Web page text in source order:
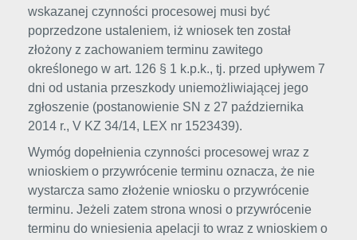
wskazanej czynności procesowej musi być
poprzedzone ustaleniem, iż wniosek ten został
złożony z zachowaniem terminu zawitego
określonego w art. 126 § 1 k.p.k., tj. przed upływem 7
dni od ustania przeszkody uniemożliwiającej jego
zgłoszenie (postanowienie SN z 27 października
2014 r., V KZ 34/14, LEX nr 1523439).
Wymóg dopełnienia czynności procesowej wraz z
wnioskiem o przywrócenie terminu oznacza, że nie
wystarcza samo złożenie wniosku o przywrócenie
terminu. Jeżeli zatem strona wnosi o przywrócenie
terminu do wniesienia apelacji to wraz z wnioskiem o